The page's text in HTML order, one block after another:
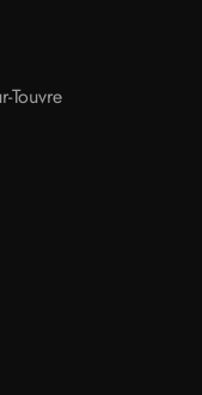
Touvre